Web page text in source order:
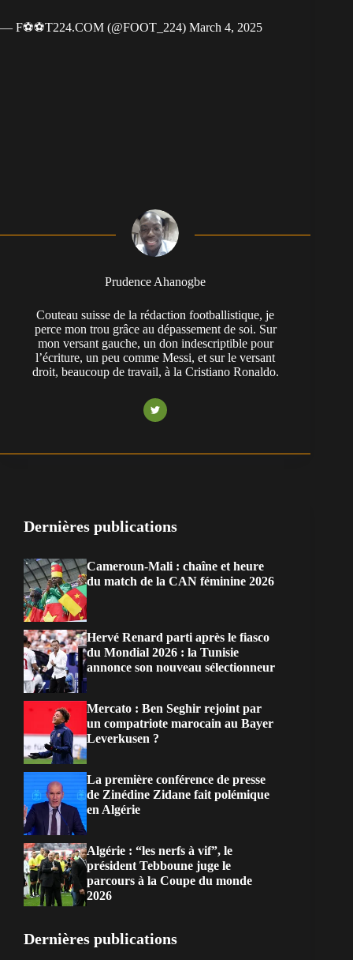
— F⚽⚽T224.COM (@FOOT_224) March 4, 2025
Prudence Ahanogbe
Couteau suisse de la rédaction footballistique, je
perce mon trou grâce au dépassement de soi. Sur
mon versant gauche, un don indescriptible pour
l’écriture, un peu comme Messi, et sur le versant
droit, beaucoup de travail, à la Cristiano Ronaldo.
Dernières publications
Cameroun-Mali : chaîne et heure
du match de la CAN féminine 2026
Hervé Renard parti après le fiasco
du Mondial 2026 : la Tunisie
annonce son nouveau sélectionneur
Mercato : Ben Seghir rejoint par
un compatriote marocain au Bayer
Leverkusen ?
La première conférence de presse
de Zinédine Zidane fait polémique
en Algérie
Algérie : “les nerfs à vif”, le
président Tebboune juge le
parcours à la Coupe du monde
2026
Dernières publications